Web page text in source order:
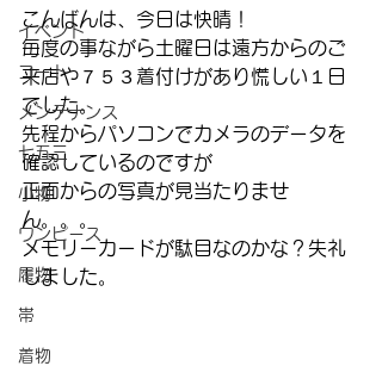
イベント
コート
メンテナンス
七五三
小物
ワンピース
履物
帯
着物
こんばんは、今日は快晴！
毎度の事ながら土曜日は遠方からのご
来店や７５３着付けがあり慌しい１日
でした。
先程からパソコンでカメラのデータを
確認しているのですが
正面からの写真が見当たりませ
ん。。。
メモリーカードが駄目なのかな？失礼
しました。